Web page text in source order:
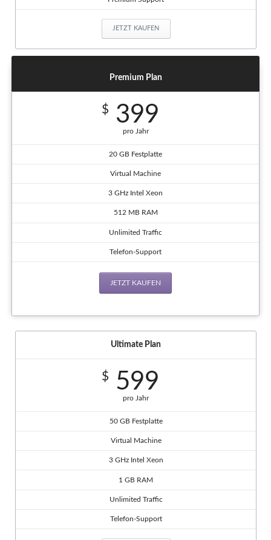
JETZT KAUFEN
Premium Plan
$ 399
pro Jahr
20 GB Festplatte
Virtual Machine
3 GHz Intel Xeon
512 MB RAM
Unlimited Traffic
Telefon-Support
JETZT KAUFEN
Ultimate Plan
$ 599
pro Jahr
50 GB Festplatte
Virtual Machine
3 GHz Intel Xeon
1 GB RAM
Unlimited Traffic
Telefon-Support